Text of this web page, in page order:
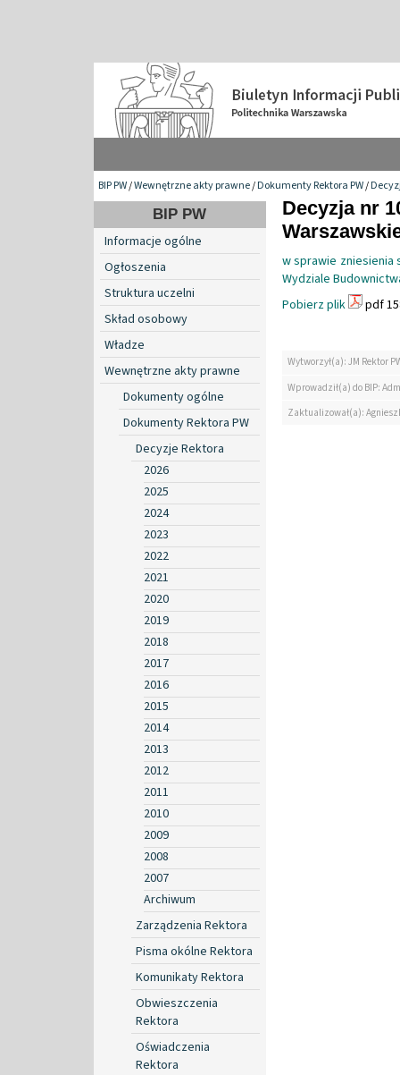
BIP PW/Wewnętrzne akty prawne/Dokumenty Rektora PW/
BIP PW
Informacje ogólne
Ogłoszenia
Struktura uczelni
Skład osobowy
Władze
Wewnętrzne akty prawne
Dokumenty ogólne
Dokumenty Rektora PW
Decyzje Rektora
2026
2025
2024
2023
2022
2021
2020
2019
2018
2017
2016
2015
2014
2013
2012
2011
2010
2009
2008
2007
Archiwum
Zarządzenia Rektora
Pisma okólne Rektora
Komunikaty Rektora
Obwieszczenia
Rektora
Oświadczenia
Rektora
Decyzja nr
w sprawie zniesienia
Wydziale
Pobierz plik
pdf
Wytworzył(a): JM Rektor
Wprowadził(a) do BIP:
Zaktualizował(a):